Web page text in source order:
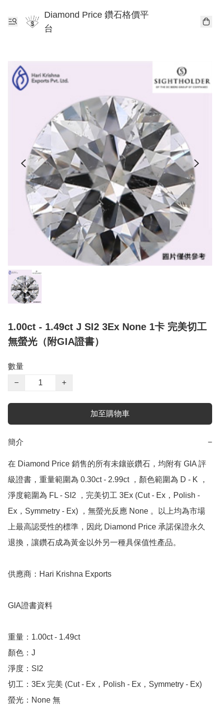
Diamond Price 鑽石格價平
台
1.00ct - 1.49ct J SI2 3Ex None 1卡 完美切工
無螢光（附GIA證書）
數量
−
+
加至購物車
簡介 −
在 Diamond Price 銷售的所有未鑲嵌鑽石，均附有 GIA 評
級證書，重量範圍為 0.30ct - 2.99ct ，顏色範圍為 D - K ，
淨度範圍為 FL - SI2 ，完美切工 3Ex (Cut - Ex，Polish -
Ex，Symmetry - Ex) ，無螢光反應 None 。以上均為市場
上最高認受性的標準，因此 Diamond Price 承諾保證永久
退換，讓鑽石成為黃金以外另一種具保值性產品。
供應商：Hari Krishna Exports
GIA證書資料
重量：1.00ct - 1.49ct
顏色：J
淨度：SI2
切工：3Ex 完美 (Cut - Ex，Polish - Ex，Symmetry - Ex)
螢光：None 無